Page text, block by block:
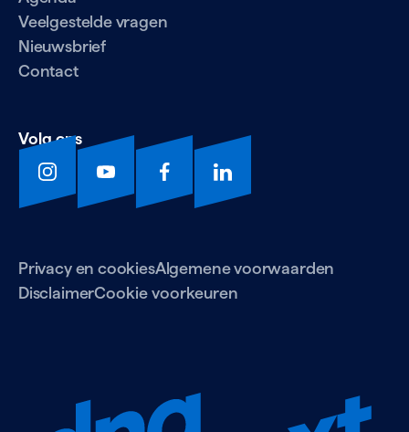
Veelgestelde vragen
Nieuwsbrief
Contact
Privacy en cookiesAlgemene voorwaarden
DisclaimerCookie voorkeuren
Volg ons